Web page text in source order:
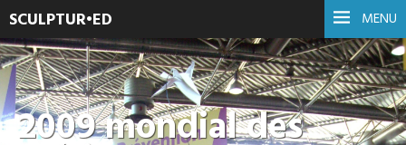
MENU
SCULPTUR•ED
2009 mondial des